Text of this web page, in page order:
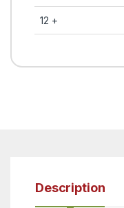
12 +
Description